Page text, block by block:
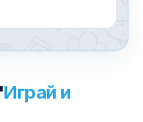
Играй и